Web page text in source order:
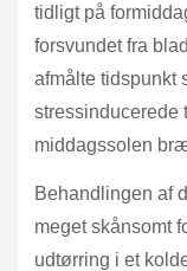
tidligt på
forsvundet fra
afmålte tidspunkt
stressinducerede
middagssolen
Behandlingen af
meget skånsomt
udtørring i et